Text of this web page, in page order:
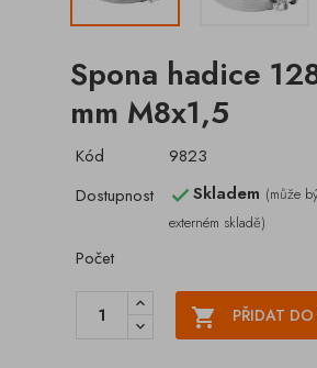
Spona hadice
mm M8x1,5
Kód
9823
Dostupnost
Skladem (může
externém skladě)
Počet
 PŘIDAT DO